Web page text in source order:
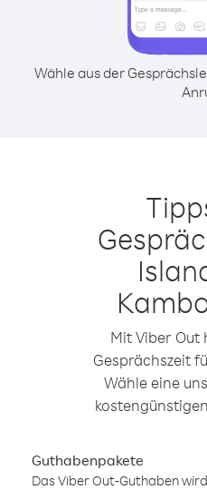
Wähle aus der
Mit Viber Out
Gesprächszeit
Wähle eine
Guthabenpakete
Das Viber Out-Guthaben